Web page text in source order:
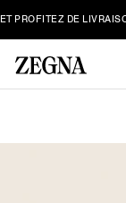
ET PROFITEZ DE